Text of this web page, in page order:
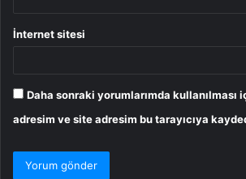
İnternet sitesi
Daha sonraki yorumlarımda kullanılması
adresim ve site adresim bu tarayıcıya